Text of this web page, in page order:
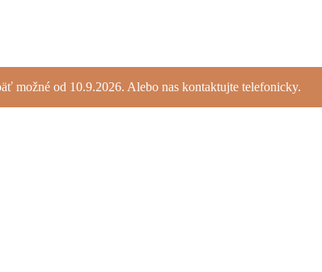
možné od 10.9.2026. Alebo nas kontaktujte telefonicky.